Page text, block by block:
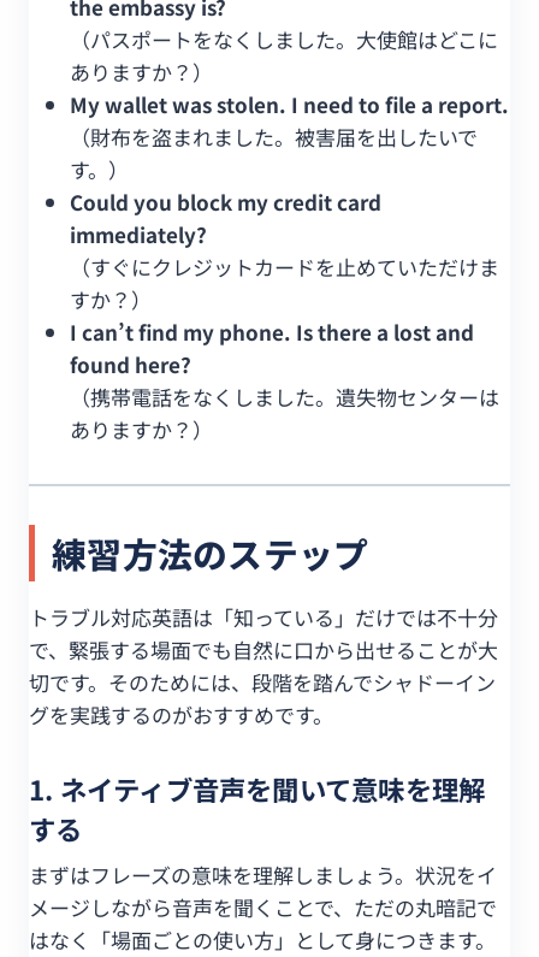
the embassy is?
（パスポートをなくしました。大使館はどこに
ありますか？）
My wallet was stolen. I need to file a report.
（財布を盗まれました。被害届を出したいで
す。）
Could you block my credit card
immediately?
（すぐにクレジットカードを止めていただけま
すか？）
I can’t find my phone. Is there a lost and
found here?
（携帯電話をなくしました。遺失物センターは
ありますか？）
練習方法のステップ
トラブル対応英語は「知っている」だけでは不十分
で、緊張する場面でも自然に口から出せることが大
切です。そのためには、段階を踏んでシャドーイン
グを実践するのがおすすめです。
1. ネイティブ音声を聞いて意味を理解
する
まずはフレーズの意味を理解しましょう。状況をイ
メージしながら音声を聞くことで、ただの丸暗記で
はなく「場面ごとの使い方」として身につきます。